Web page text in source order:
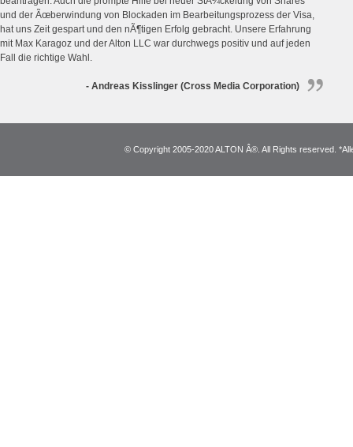
und der Ãœberwindung von Blockaden im Bearbeitungsprozess der Visa,
hat uns Zeit gespart und den nÃ¶tigen Erfolg gebracht. Unsere Erfahrung
mit Max Karagoz und der Alton LLC war durchwegs positiv und auf jeden
Fall die richtige Wahl.
- Andreas Kisslinger (Cross Media Corporation)
© Copyright 2005-2020 ALTON Â®. All Rights reserved.